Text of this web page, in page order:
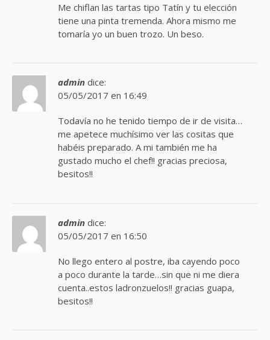
Me chiflan las tartas tipo Tatín y tu elección
tiene una pinta tremenda. Ahora mismo me
tomaría yo un buen trozo. Un beso.
admin dice:
05/05/2017 en 16:49
Todavía no he tenido tiempo de ir de visita…
me apetece muchísimo ver las cositas que
habéis preparado. A mi también me ha
gustado mucho el chef!! gracias preciosa,
besitos!!
admin dice:
05/05/2017 en 16:50
No llego entero al postre, iba cayendo poco
a poco durante la tarde…sin que ni me diera
cuenta..estos ladronzuelos!! gracias guapa,
besitos!!